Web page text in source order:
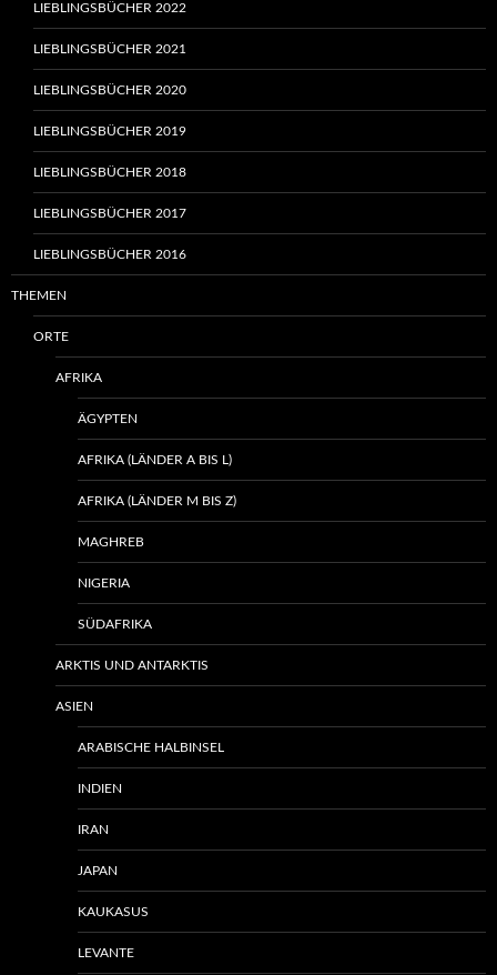
LIEBLINGSBÜCHER 2022
LIEBLINGSBÜCHER 2021
LIEBLINGSBÜCHER 2020
LIEBLINGSBÜCHER 2019
LIEBLINGSBÜCHER 2018
LIEBLINGSBÜCHER 2017
LIEBLINGSBÜCHER 2016
THEMEN
ORTE
AFRIKA
ÄGYPTEN
AFRIKA (LÄNDER A BIS L)
AFRIKA (LÄNDER M BIS Z)
MAGHREB
NIGERIA
SÜDAFRIKA
ARKTIS UND ANTARKTIS
ASIEN
ARABISCHE HALBINSEL
INDIEN
IRAN
JAPAN
KAUKASUS
LEVANTE